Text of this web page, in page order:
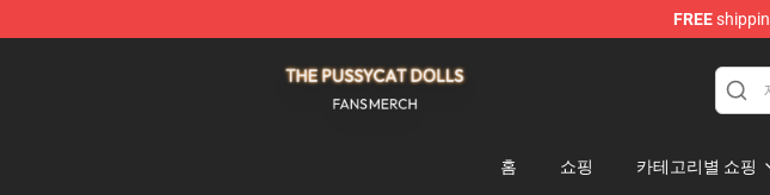
FREE
홈 쇼핑 카테고리별 쇼핑